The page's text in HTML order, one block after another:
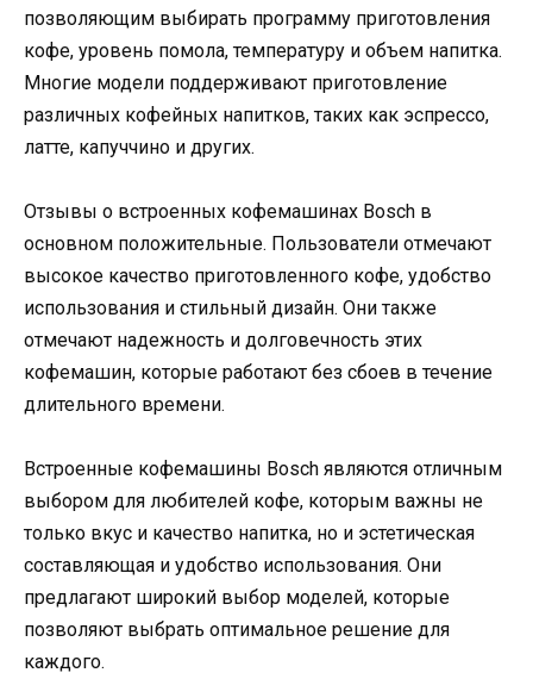
позволяющим выбирать программу приготовления
кофе, уровень помола, температуру и объем напитка.
Многие модели поддерживают приготовление
различных кофейных напитков, таких как эспрессо,
латте, капуччино и других.
Отзывы о встроенных кофемашинах Bosch в
основном положительные. Пользователи отмечают
высокое качество приготовленного кофе, удобство
использования и стильный дизайн. Они также
отмечают надежность и долговечность этих
кофемашин, которые работают без сбоев в течение
длительного времени.
Встроенные кофемашины Bosch являются отличным
выбором для любителей кофе, которым важны не
только вкус и качество напитка, но и эстетическая
составляющая и удобство использования. Они
предлагают широкий выбор моделей, которые
позволяют выбрать оптимальное решение для
каждого.